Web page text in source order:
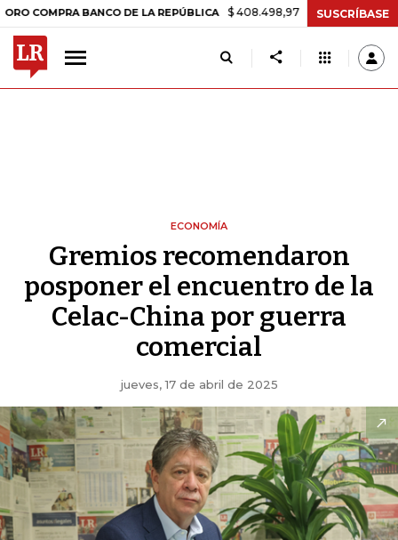
BANCO DE LA REPÚBLICA $ 408.498,97 +$ 8.753,81 +2,19%
SUSCRÍBASE
ECONOMÍA
Gremios recomendaron
posponer el encuentro de la
Celac-China por guerra
comercial
jueves, 17 de abril de 2025